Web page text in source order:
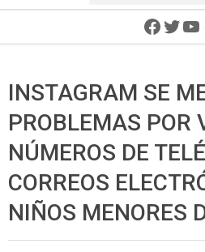
INSTAGRAM SE
PROBLEMAS POR
NÚMEROS DE
CORREOS
NIÑOS MENORES